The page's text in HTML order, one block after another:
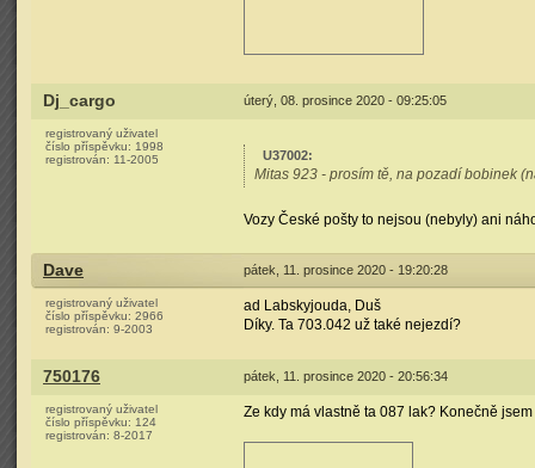
Dj_cargo úterý, 08. prosince 2020 - 09:25:05
registrovaný uživatel
číslo příspěvku: 1998
registrován: 11-2005 U37002:
Mitas 923 - prosím tě, na pozadí bobinek
Vozy České pošty to nejsou (nebyly) ani
Dave pátek, 11. prosince 2020 - 19:20:28
registrovaný uživatel
číslo příspěvku: 2966
registrován: 9-2003
ad Labskyjouda, Duš
Díky. Ta 703.042 už také nejezdí?
750176 pátek, 11. prosince 2020 - 20:56:34
registrovaný uživatel
číslo příspěvku: 124
registrován: 8-2017
Ze kdy má vlastně ta 087 lak? Konečně